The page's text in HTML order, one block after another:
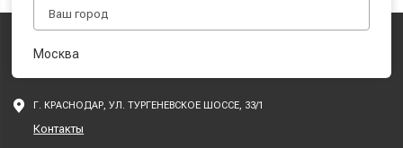
Москва
Г. КРАСНОДАР, УЛ. ТУРГЕНЕВСКОЕ ШОССЕ, 33/1
Контакты